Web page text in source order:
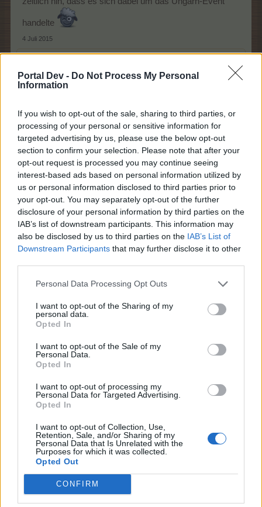
Portal Dev - Do Not Process My Personal
Information
If you wish to opt-out of the sale, sharing to third parties, or
processing of your personal or sensitive information for
targeted advertising by us, please use the below opt-out
section to confirm your selection. Please note that after your
opt-out request is processed you may continue seeing
interest-based ads based on personal information utilized by
us or personal information disclosed to third parties prior to
your opt-out. You may separately opt-out of the further
disclosure of your personal information by third parties on the
IAB’s list of downstream participants. This information may
also be disclosed by us to third parties on the IAB’s List of
Downstream Participants that may further disclose it to other
Personal Data Processing Opt Outs
I want to opt-out of the Sharing of my
personal data.
Opted In
I want to opt-out of the Sale of my
Personal Data.
Opted In
I want to opt-out of processing my
Personal Data for Targeted Advertising.
Opted In
I want to opt-out of Collection, Use,
Retention, Sale, and/or Sharing of my
Personal Data that Is Unrelated with the
Purposes for which it was collected.
Opted Out
CONFIRM
handelte
4 Juli 2015
eleysa01undZerberus*gefällt dies.
Foren-Graf
Ich hol mal die Begriffe aus Weilandis Suchrätsel hierher
Eventpflanzen: Clematis/Hagebutte
Drop: Cascabelchili
Items (Namen ändern sich sicher noch etwas): Heiße-
Quelle, Blumenfahne, Feuerschlag, Jacuzzi
Eventkörbe
6 Juli 2015
Lixa777,eleysa01,Darcy55und8 anderengefällt dies.
*Tessa*
Lebende Forenlegende
Schönen guten Morgen
ich zerbrech mir auch den Kopf, was mich bei soooo ner
Montag bis Mittwoch. Wenn ich dann von einer Start und
Endzeit von je 14:00Uhr augehe sind das eigentlich nur
2volle Tage. Nicht schimpfen aber das passt eher zu
einem Kaufevent. Oder hat jemand ne Erinnerung ob es
schon mal sooo kurze TP-Events gab (ich bin ja noch
nicht sooo lang dabei)